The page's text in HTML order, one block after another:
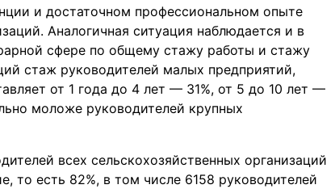
и достаточном профессиональном опыте
Аналогичная ситуация наблюдается и в
сфере по общему стажу работы и стажу
стаж руководителей малых предприятий,
от 1 года до 4 лет — 31%, от 5 до 10 лет —
моложе руководителей крупных
всех сельскохозяйственных организаций
то есть 82%, в том числе 6158 руководителей